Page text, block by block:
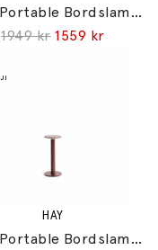
Host Portable Bordslampa 220 Anthracite
1949 kr 1559 kr
HAY
Host Portable Bordslampa 220 Iron Red